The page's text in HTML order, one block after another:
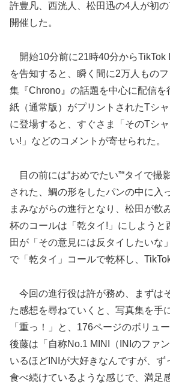
許豊凡、西洸人、松田迅の4人が初
開催した。
開始10分前に21時40分からTikTok
を告知すると、瞬く間に2万人もの
集『Chrono』の話題を中心に配信を
紙（通常版）がプリントされたTシ
に登場すると、すぐさま「そのTシ
い!」などのコメントが寄せられた。
目の前には“おめでたい”“タイで撮
された、鯛の形をしたパンの中に入
まみながらの進行となり、松田が飲
杯のコールは「乾タイ!」にしようと
田が「その意見には反タイしたいな
で「乾タイ」コールで乾杯し、
今回の進行役は許が務め、まずは
た感想を尋ねていくと、写真集を手
「重っ！」と、176ページのボリュ
後藤は「自称No.1 MINI（INIのファ
いるほどINIが大好きなんですが、ず
食べ続けているような感じで、満足